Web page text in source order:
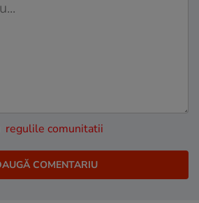
regulile comunitatii